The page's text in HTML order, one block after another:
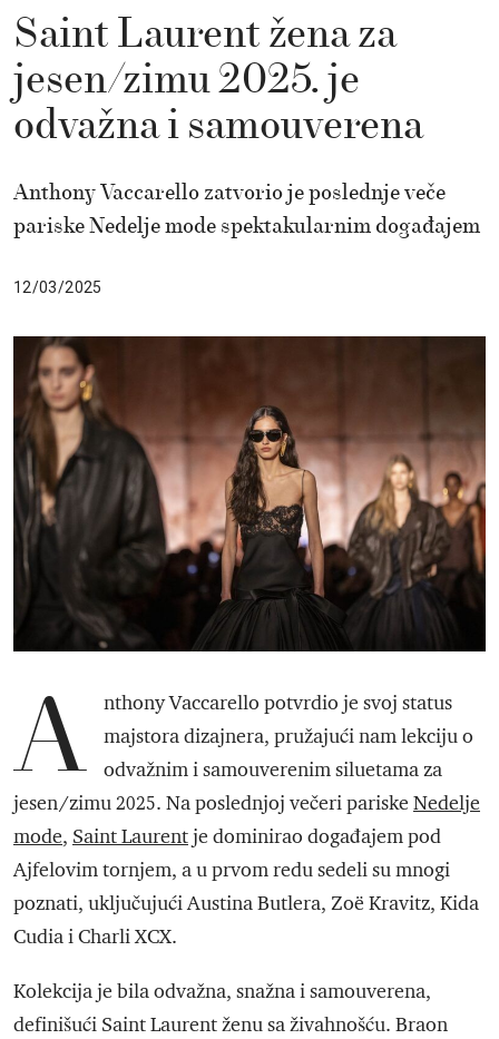
Saint Laurent žena za
jesen/zimu 2025. je
odvažna i samouverena
Anthony Vaccarello zatvorio je poslednje veče
pariske Nedelje mode spektakularnim događajem
12/03/2025
A
nthony Vaccarello potvrdio je svoj status
majstora dizajnera, pružajući nam lekciju o
odvažnim i samouverenim siluetama za
jesen/zimu 2025. Na poslednjoj večeri pariske Nedelje
mode, Saint Laurentje dominirao događajem pod
Ajfelovim tornjem, a u prvom redu sedeli su mnogi
poznati, uključujući Austina Butlera, Zoë Kravitz, Kida
Cudia i Charli XCX.
Kolekcija je bila odvažna, snažna i samouverena,
definišući Saint Laurent ženu sa živahnošću. Braon